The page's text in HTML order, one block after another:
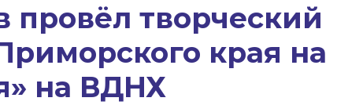
провёл творческий
края на
на ВДНХ